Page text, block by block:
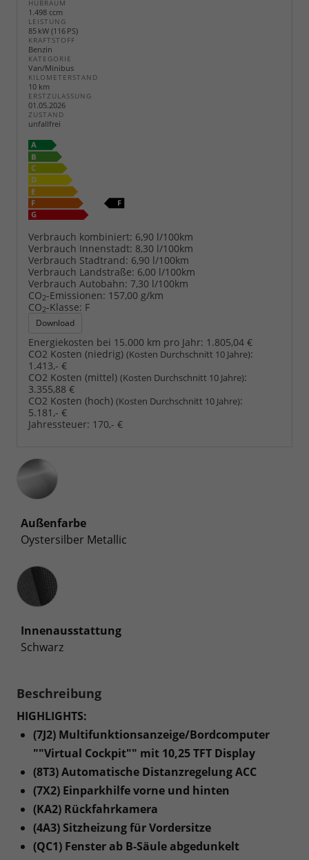
HUBRAUM
1.498 ccm
LEISTUNG
85 kW (116 PS)
KRAFTSTOFF
Benzin
KATEGORIE
Van/Minibus
KILOMETERSTAND
10 km
ERSTZULASSUNG
01.05.2026
ZUSTAND
unfallfrei
Verbrauch kombiniert: 6,90 l/100km
Verbrauch Innenstadt: 8,30 l/100km
Verbrauch Stadtrand: 6,90 l/100km
Verbrauch Landstraße: 6,00 l/100km
Verbrauch Autobahn: 7,30 l/100km
CO2-Emissionen: 157,00 g/km
CO2-Klasse: F
Download
Energiekosten bei 15.000 km pro Jahr: 1.805,04 €
CO2 Kosten (niedrig) (Kosten Durchschnitt 10 Jahre):
1.413,- €
CO2 Kosten (mittel) (Kosten Durchschnitt 10 Jahre):
3.355,88 €
CO2 Kosten (hoch) (Kosten Durchschnitt 10 Jahre):
5.181,- €
Jahressteuer: 170,- €
Außenfarbe
Oystersilber Metallic
Innenausstattung
Innenausstattung
Schwarz
Beschreibung
HIGHLIGHTS:
(7J2) Multifunktionsanzeige/Bordcomputer
""Virtual Cockpit"" mit 10,25 TFT Display
(8T3) Automatische Distanzregelung ACC
(7X2) Einparkhilfe vorne und hinten
(KA2) Rückfahrkamera
(4A3) Sitzheizung für Vordersitze
(QC1) Fenster ab B-Säule abgedunkelt